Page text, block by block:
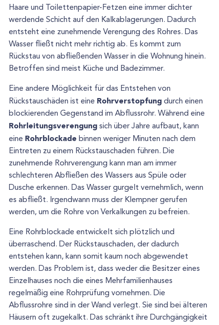
Haare und Toilettenpapier-Fetzen eine immer dichter
werdende Schicht auf den Kalkablagerungen. Dadurch
entsteht eine zunehmende Verengung des Rohres. Das
Wasser fließt nicht mehr richtig ab. Es kommt zum
Rückstau von abfließenden Wasser in die Wohnung hinein.
Betroffen sind meist Küche und Badezimmer.
Eine andere Möglichkeit für das Entstehen von
Rückstauschäden ist eine Rohrverstopfung durch einen
blockierenden Gegenstand im Abflussrohr. Während eine
Rohrleitungsverengung sich über Jahre aufbaut, kann
eine Rohrblockade binnen weniger Minuten nach dem
Eintreten zu einem Rückstauschaden führen. Die
zunehmende Rohrverengung kann man am immer
schlechteren Abfließen des Wassers aus Spüle oder
Dusche erkennen. Das Wasser gurgelt vernehmlich, wenn
es abfließt. Irgendwann muss der Klempner gerufen
werden, um die Rohre von Verkalkungen zu befreien.
Eine Rohrblockade entwickelt sich plötzlich und
überraschend. Der Rückstauschaden, der dadurch
entstehen kann, kann somit kaum noch abgewendet
werden. Das Problem ist, dass weder die Besitzer eines
Einzelhauses noch die eines Mehrfamilienhauses
regelmäßig eine Rohrprüfung vornehmen. Die
Abflussrohre sind in der Wand verlegt. Sie sind bei älteren
Häusern oft zugekalkt. Das schränkt ihre Durchgängigkeit